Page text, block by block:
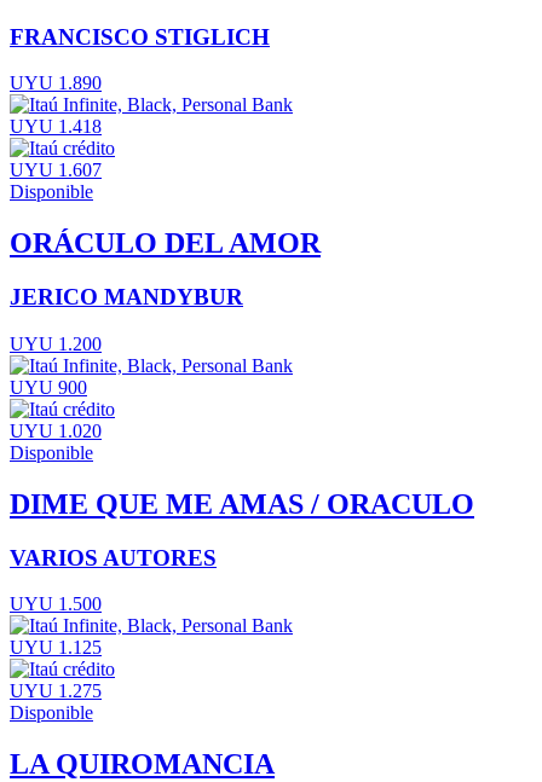
FRANCISCO STIGLICH
UYU 1.890
UYU 1.418
UYU 1.607
Disponible
ORÁCULO DEL AMOR
JERICO MANDYBUR
UYU 1.200
UYU 900
UYU 1.020
Disponible
DIME QUE ME AMAS / ORACULO
VARIOS AUTORES
UYU 1.500
UYU 1.125
UYU 1.275
Disponible
LA QUIROMANCIA